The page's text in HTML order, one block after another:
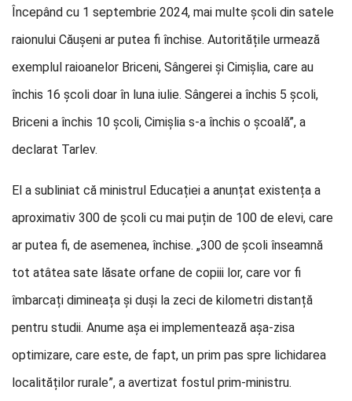
Începând cu 1 septembrie 2024, mai multe școli din satele
raionului Căușeni ar putea fi închise. Autoritățile urmează
exemplul raioanelor Briceni, Sângerei și Cimișlia, care au
închis 16 școli doar în luna iulie. Sângerei a închis 5 școli,
Briceni a închis 10 școli, Cimișlia s-a închis o școală”, a
declarat Tarlev.
El a subliniat că ministrul Educației a anunțat existența a
aproximativ 300 de școli cu mai puțin de 100 de elevi, care
ar putea fi, de asemenea, închise. „300 de școli înseamnă
tot atâtea sate lăsate orfane de copiii lor, care vor fi
îmbarcați dimineața și duși la zeci de kilometri distanță
pentru studii. Anume așa ei implementează așa-zisa
optimizare, care este, de fapt, un prim pas spre lichidarea
localităților rurale”, a avertizat fostul prim-ministru.